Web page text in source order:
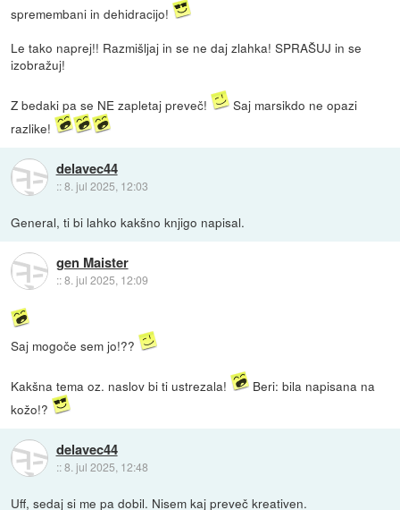
spremembani in dehidracijo!
Le tako naprej!! Razmišljaj in se ne daj zlahka! SPRAŠUJ in se
izobražuj!
Z bedaki pa se NE zapletaj preveč!
Saj marsikdo ne opazi
razlike!
delavec44
::8. jul 2025, 12:03
General, ti bi lahko kakšno knjigo napisal.
gen Maister
::8. jul 2025, 12:09
Saj mogoče sem jo!??
Kakšna tema oz. naslov bi ti ustrezala!
Beri: bila napisana na
kožo!?
delavec44
::8. jul 2025, 12:48
Uff, sedaj si me pa dobil. Nisem kaj preveč kreativen.